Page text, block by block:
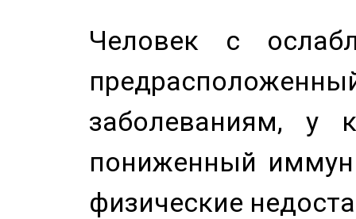
Человек с
заболеваниям, у
пониженный
физические